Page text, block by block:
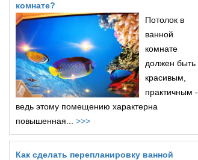
комнате?
Потолок в
ванной
комнате
должен быть
красивым,
практичным -
ведь этому помещению характерна
повышенная... >>>
Как сделать перепланировку ванной